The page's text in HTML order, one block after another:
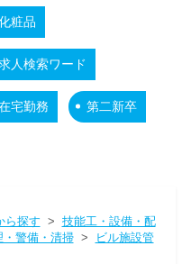
粧品
人検索ワード
宅勤務 第二新卒
ら探す > 技能工・設備・配
警備・清掃>
ビル施設管